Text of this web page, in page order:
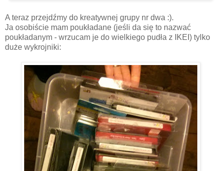
A teraz przejdźmy do kreatywnej grupy nr dwa :).
Ja osobiście mam poukładane (jeśli da się to nazwać
poukładanym - wrzucam je do wielkiego pudła z IKEI) tylko
duże wykrojniki: